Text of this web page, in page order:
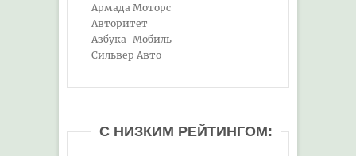
Армада Моторс
Авторитет
Азбука-Мобиль
Сильвер Авто
С НИЗКИМ РЕЙТИНГОМ: